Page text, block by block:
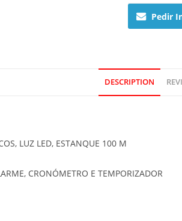
1AER
quantityPedir
DESCRIPTION
LUZ LED, ESTANQUE 100 M
CRONÓMETRO E TEMPORIZADOR